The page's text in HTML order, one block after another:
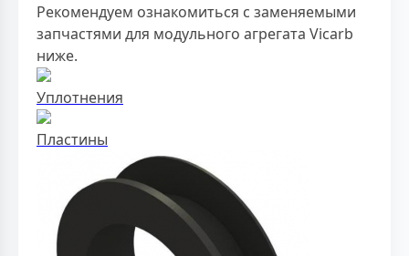
Рекомендуем ознакомиться с заменяемыми
запчастями для модульного агрегата Vicarb
ниже.
Уплотнения
Пластины